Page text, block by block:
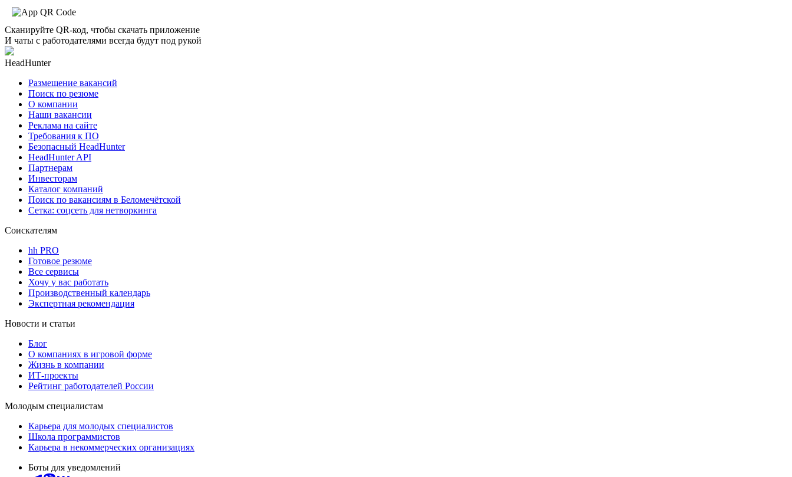
Сканируйте QR-код, чтобы скачать приложение
И чаты с работодателями всегда будут под рукой
HeadHunter
Размещение вакансий
Поиск по резюме
О компании
Наши вакансии
Реклама на сайте
Требования к ПО
Безопасный HeadHunter
HeadHunter API
Партнерам
Инвесторам
Каталог компаний
Поиск по вакансиям в Беломечётской
Сетка: соцсеть для нетворкинга
Соискателям
hh PRO
Готовое резюме
Все сервисы
Хочу у вас работать
Производственный календарь
Экспертная рекомендация
Новости и статьи
Блог
О компаниях в игровой форме
Жизнь в компании
ИТ-проекты
Рейтинг работодателей России
Молодым специалистам
Карьера для молодых специалистов
Школа программистов
Карьера в некоммерческих организациях
Боты для уведомлений